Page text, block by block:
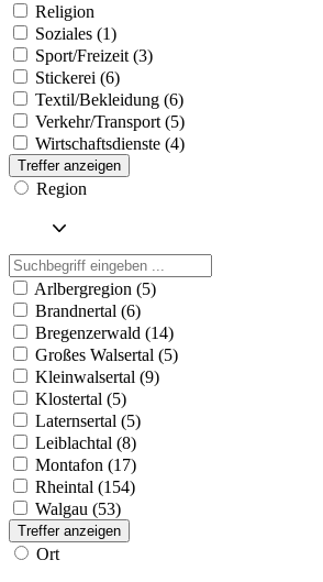
Religion
Soziales (1)
Sport/Freizeit (3)
Stickerei (6)
Textil/Bekleidung (6)
Verkehr/Transport (5)
Wirtschaftsdienste (4)
Treffer anzeigen
Region
Arlbergregion (5)
Brandnertal (6)
Bregenzerwald (14)
Großes Walsertal (5)
Kleinwalsertal (9)
Klostertal (5)
Laternsertal (5)
Leiblachtal (8)
Montafon (17)
Rheintal (154)
Walgau (53)
Treffer anzeigen
Ort